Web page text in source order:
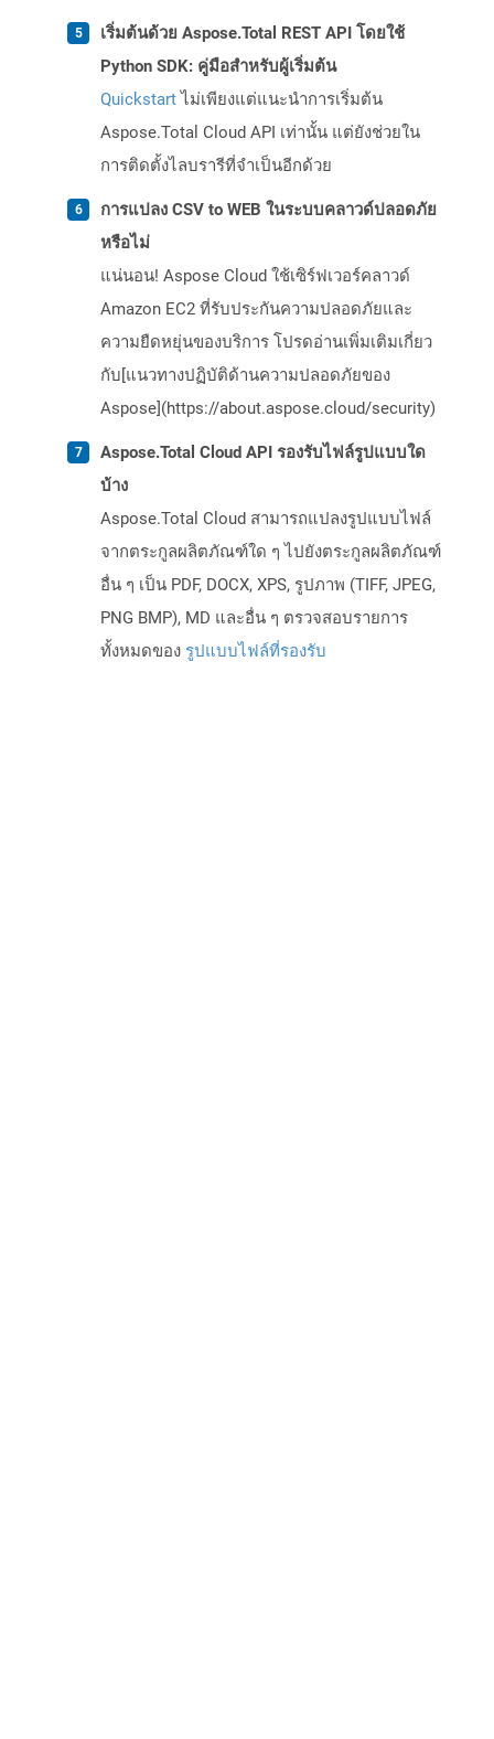
เริ่มต้นด้วย Aspose.Total REST API โดยใช้
Python SDK: คู่มือสำหรับผู้เริ่มต้น
Quickstartไม่เพียงแต่แนะนำการเริ่มต้น
Aspose.Total Cloud API เท่านั้น แต่ยังช่วยใน
การติดตั้งไลบรารีที่จำเป็นอีกด้วย
การแปลง CSV to WEB ในระบบคลาวด์ปลอดภัย
หรือไม่
แน่นอน! Aspose Cloud ใช้เซิร์ฟเวอร์คลาวด์
Amazon EC2 ที่รับประกันความปลอดภัยและ
ความยืดหยุ่นของบริการ โปรดอ่านเพิ่มเติมเกี่ยว
กับ[แนวทางปฏิบัติด้านความปลอดภัยของ
Aspose](https://about.aspose.cloud/security)
Aspose.Total Cloud API รองรับไฟล์รูปแบบใด
บ้าง
Aspose.Total Cloud สามารถแปลงรูปแบบไฟล์
จากตระกูลผลิตภัณฑ์ใด ๆ ไปยังตระกูลผลิตภัณฑ์
อื่น ๆ เป็น PDF, DOCX, XPS, รูปภาพ (TIFF, JPEG,
PNG BMP), MD และอื่น ๆ ตรวจสอบรายการ
ทั้งหมดของ รูปแบบไฟล์ที่รองรับ